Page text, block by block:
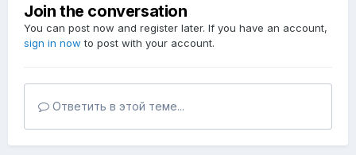
Join the conversation
You can post now and register later. If you have an account,
sign in now to post with your account.
Ответить в этой теме...